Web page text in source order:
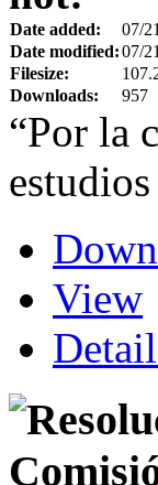
Date added:
07/
Date modified:07/
Filesize:
Downloads:
957
“Por la
View